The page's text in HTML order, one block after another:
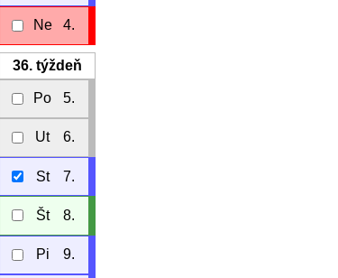
Ne 4.
36.týždeň
Po 5.
Ut 6.
St 7.
Št 8.
Pi 9.